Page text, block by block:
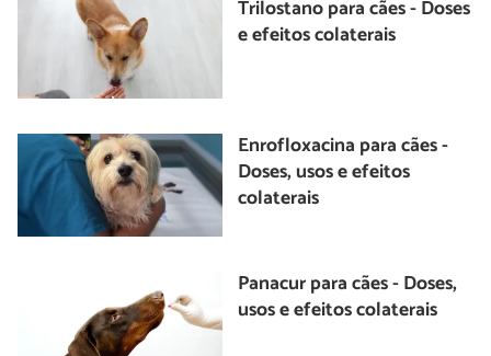
Trilostano para cães - Doses
e efeitos colaterais
Enrofloxacina para cães -
Doses, usos e efeitos
colaterais
Panacur para cães - Doses,
usos e efeitos colaterais